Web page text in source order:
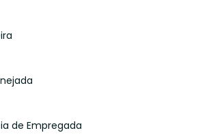
de Empregada